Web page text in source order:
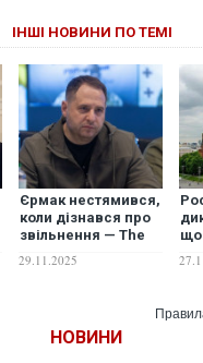
ІНШІ НОВИНИ ПО ТЕМІ
Єрмак нестямився,
коли дізнався про
звільнення — The
Economist
29.11.2025
що
НОВИНИ